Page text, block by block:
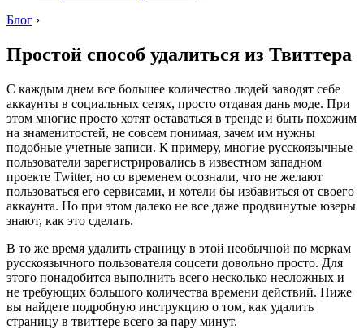
Блог ›
Простой способ удалиться из Твиттера
С каждым днем все большее количество людей заводят себе
аккаунты в социальных сетях, просто отдавая дань моде. При
этом многие просто хотят оставаться в тренде и быть похожим
на знаменитостей, не совсем понимая, зачем им нужны
подобные учетные записи. К примеру, многие русскоязычные
пользователи зарегистрировались в известном западном
проекте Twitter, но со временем осознали, что не желают
пользоваться его сервисами, и хотели бы избавиться от своего
аккаунта. Но при этом далеко не все даже продвинутые юзеры
знают, как это сделать.
В то же время удалить страницу в этой необычной по меркам
русскоязычного пользователя соцсети довольно просто. Для
этого понадобится выполнить всего несколько несложных и
не требующих большого количества времени действий. Ниже
вы найдете подробную инструкцию о том, как удалить
страницу в твиттере всего за пару минут.